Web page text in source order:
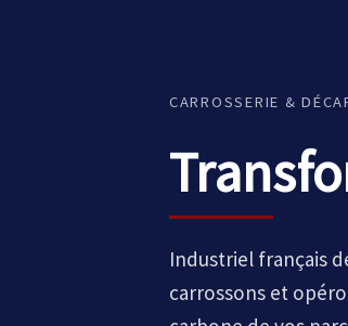
CARROSSERIE &
Industriel français
carrossons et